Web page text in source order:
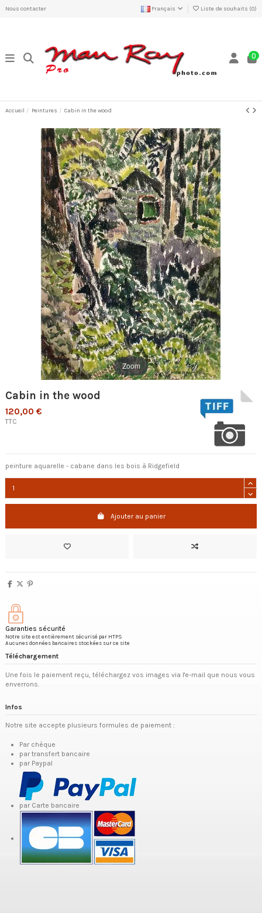
Nous contacter Français Liste de souhaits (0)
0
Accueil Peintures Cabin in the wood
Zoom
Cabin in the wood
120,00 €
TTC
peinture aquarelle - cabane dans les bois à Ridgefield
Ajouter au panier
Garanties sécurité
Notre site est entièrement sécurisé par HTPS
Aucunes données bancaires stockées sur ce site
Téléchargement
Une fois le paiement reçu, téléchargez vos images via l'e-mail que nous vous
enverrons.
Infos
Notre site accepte plusieurs formules de paiement :
Par chèque
par transfert bancaire
par Paypal
par Carte bancaire